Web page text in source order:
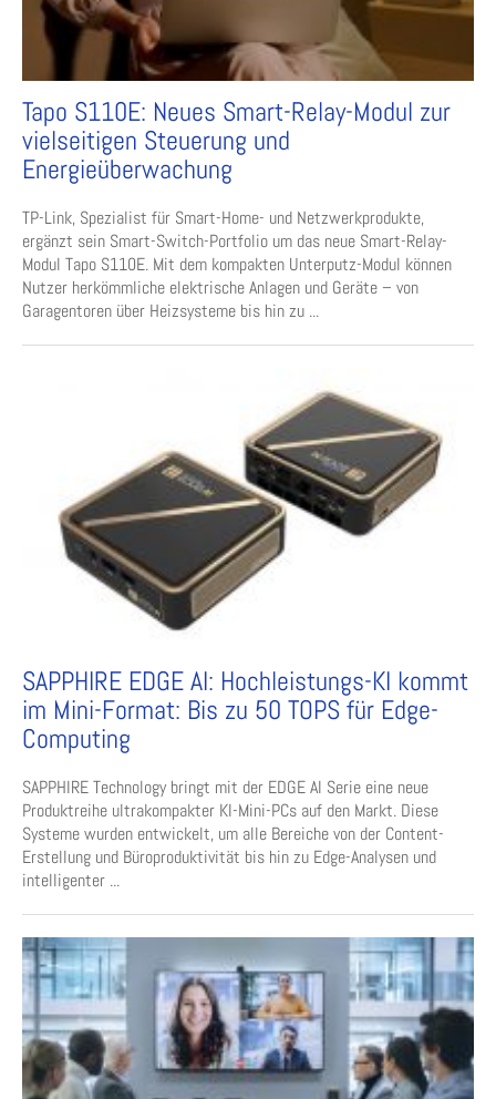
Tapo S110E: Neues Smart-Relay-Modul zur
vielseitigen Steuerung und
Energieüberwachung
TP-Link, Spezialist für Smart-Home- und Netzwerkprodukte,
ergänzt sein Smart-Switch-Portfolio um das neue Smart-Relay-
Modul Tapo S110E. Mit dem kompakten Unterputz-Modul können
Nutzer herkömmliche elektrische Anlagen und Geräte – von
Garagentoren über Heizsysteme bis hin zu ...
SAPPHIRE EDGE AI: Hochleistungs-KI kommt
im Mini-Format: Bis zu 50 TOPS für Edge-
Computing
SAPPHIRE Technology bringt mit der EDGE AI Serie eine neue
Produktreihe ultrakompakter KI-Mini-PCs auf den Markt. Diese
Systeme wurden entwickelt, um alle Bereiche von der Content-
Erstellung und Büroproduktivität bis hin zu Edge-Analysen und
intelligenter ...